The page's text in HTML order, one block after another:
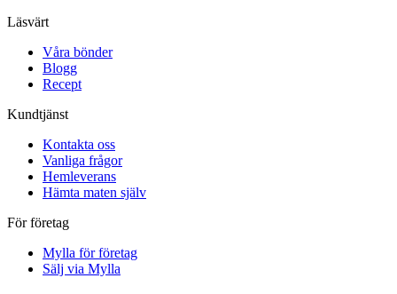
Läsvärt
Våra bönder
Blogg
Recept
Kundtjänst
Kontakta oss
Vanliga frågor
Hemleverans
Hämta maten själv
För företag
Mylla för företag
Sälj via Mylla